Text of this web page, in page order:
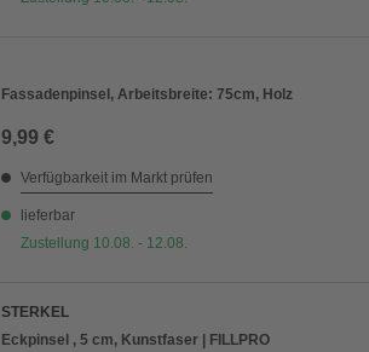
Fassadenpinsel, Arbeitsbreite: 75cm, Holz
9,99 €
Verfügbarkeit im Markt prüfen
lieferbar
Zustellung 10.08. - 12.08.
STERKEL
Eckpinsel , 5 cm, Kunstfaser | FILLPRO